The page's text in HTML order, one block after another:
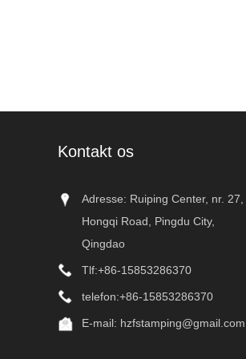
Kontakt os
Adresse: Ruiping Center, nr. 27,
Hongqi Road, Pingdu City,
Qingdao
Tlf:+86-15853286370
telefon:+86-15853286370
E-mail: hzfstamping@gmail.com